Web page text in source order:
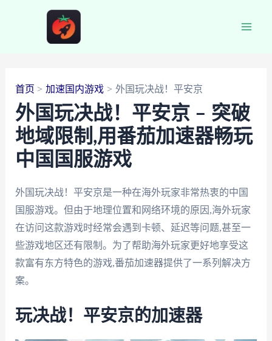
首页 加速国内游戏 外国玩决战！平安京
外国玩决战！平安京 – 突破
地域限制,用番茄加速器畅玩
中国国服游戏
外国玩决战！平安京是一种在海外玩家非常热衷的中国
国服游戏。但由于地理位置和网络环境的原因,海外玩家
在访问这款游戏时经常会遇到卡顿、延迟等问题,甚至一
些游戏地区还有限制。为了帮助海外玩家更好地享受这
款富有东方特色的游戏,番茄加速器提供了一系列解决方
案。
玩决战！平安京的加速器